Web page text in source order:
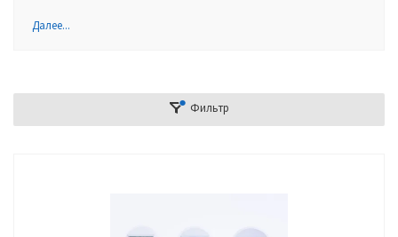
Далее...
Фильтр